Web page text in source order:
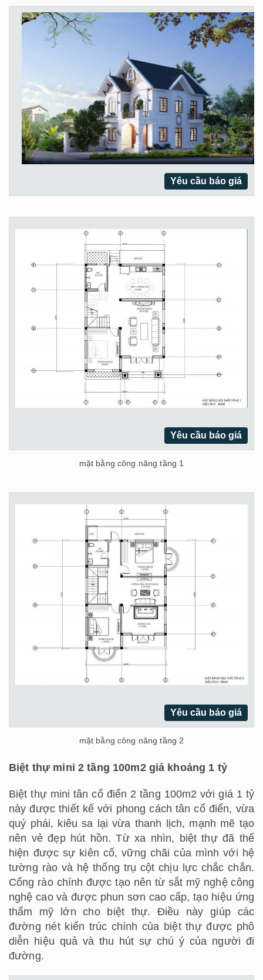
Yêu cầu báo giá
Yêu cầu báo giá
mặt bằng công năng tầng 1
Yêu cầu báo giá
mặt bằng công năng tầng 2
Biệt thự mini 2 tầng 100m2 giá khoảng 1 tỷ
Biệt thự mini tân cổ điển 2 tầng 100m2 với giá 1 tỷ
này được thiết kế với phong cách tân cổ điển, vừa
quý phái, kiêu sa lại vừa thanh lịch, mạnh mẽ tạo
nên vẻ đẹp hút hồn. Từ xa nhìn, biệt thự đã thể
hiện được sự kiên cố, vững chãi của mình với hệ
tường rào và hệ thống trụ cột chịu lực chắc chắn.
Cổng rào chính được tạo nên từ sắt mỹ nghệ công
nghệ cao và được phun sơn cao cấp, tạo hiệu ứng
thẩm mỹ lớn cho biệt thự. Điều này giúp các
đường nét kiến trúc chính của biệt thự được phô
diễn hiệu quả và thu hút sự chú ý của người đi
đường.